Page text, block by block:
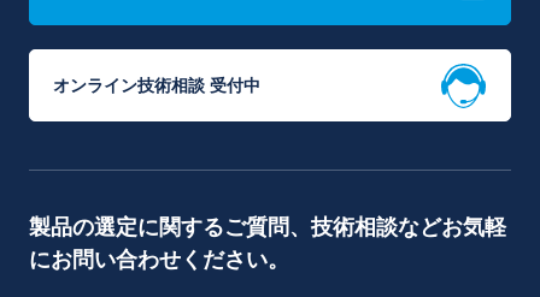
オンライン技術相談 受付中
製品の選定に関するご質問、技術相談などお気軽
にお問い合わせください。